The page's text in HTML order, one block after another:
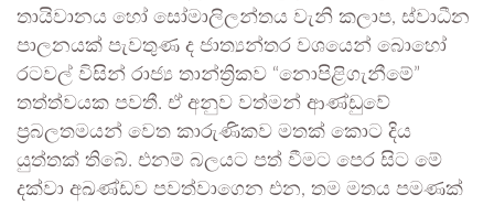
තායිවානය හෝ සෝමාලිලන්තය වැනි කලාප, ස්වාධීන
පාලනයක් පැවතුණ ද ජාත්‍යන්තර වශයෙන් බොහෝ
රටවල් විසින් රාජ්‍ය තාන්ත්‍රිකව “නොපිළිගැනීමේ”
තත්ත්වයක පවතී. ඒ අනුව වත්මන් ආණ්ඩුවේ
ප්‍රබලතමයන් වෙත කාරුණිකව මතක් කොට දිය
යුත්තක් තිබේ. එනම් බලයට පත් වීමට පෙර සිට මේ
දක්වා අඛණ්ඩව පවත්වාගෙන එන, තම මතය පමණක්